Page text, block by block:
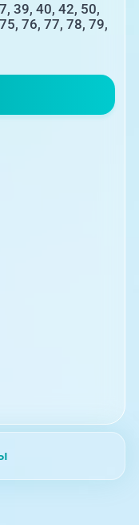
39, 40, 42, 50,
76, 77, 78, 79,